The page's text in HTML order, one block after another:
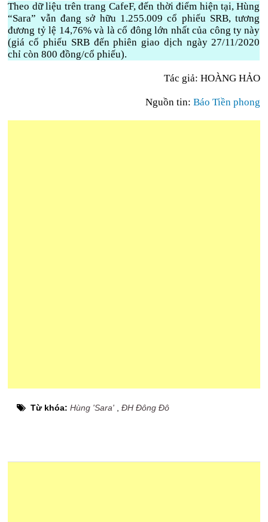
Theo dữ liệu trên trang CafeF, đến thời điểm hiện tại, Hùng
“Sara” vẫn đang sở hữu 1.255.009 cổ phiếu SRB, tương
đương tỷ lệ 14,76% và là cổ đông lớn nhất của công ty này
(giá cổ phiếu SRB đến phiên giao dịch ngày 27/11/2020
chỉ còn 800 đồng/cổ phiếu).
Tác giả: HOÀNG HẢO
Nguồn tin: Báo Tiền phong
Từ khóa:Hùng 'Sara' ,ĐH Đông Đô